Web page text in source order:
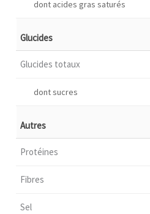
dont acides gras saturés
Glucides
Glucides totaux
dont sucres
Autres
Protéines
Fibres
Sel